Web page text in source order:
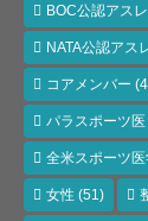
BOC公認アス
NATA公認アス
コアメンバー
パラスポーツ医
全米スポーツ
女性 (51)